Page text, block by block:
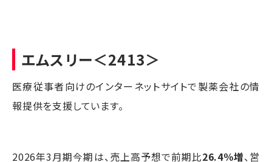
エムスリー＜2413＞
医療従事者向けのインターネットサイトで製薬会社の情
報提供を支援しています。
2026年3月期今期は、売上高予想で前期比26.4％増、営